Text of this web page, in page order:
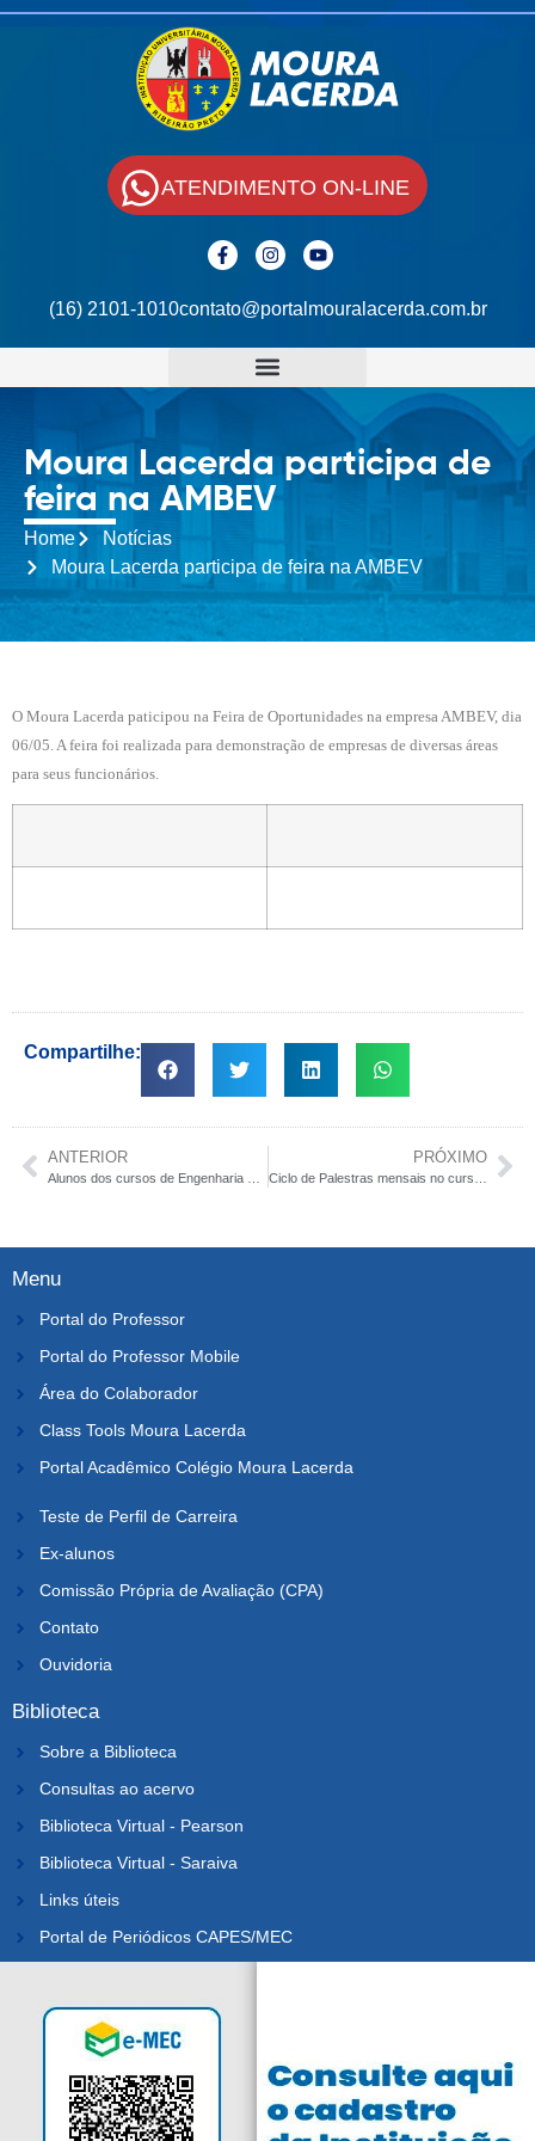
(16) 2101-1010contato@portalmouralacerda.com.br
ATENDIMENTO ON-LINE
Moura Lacerda participa de
feira na AMBEV
Home
Notícias
Moura Lacerda participa de feira na AMBEV
O Moura Lacerda paticipou na Feira de Oportunidades na empresa AMBEV, dia
06/05. A feira foi realizada para demonstração de empresas de diversas áreas
para seus funcionários.
Compartilhe:
ANTERIOR PRÓXIMO
Menu
Portal do Professor
Portal do Professor Mobile
Área do Colaborador
Class Tools Moura Lacerda
Portal Acadêmico Colégio Moura Lacerda
Teste de Perfil de Carreira
Ex-alunos
Comissão Própria de Avaliação (CPA)
Contato
Ouvidoria
Biblioteca
Sobre a Biblioteca
Consultas ao acervo
Biblioteca Virtual - Pearson
Biblioteca Virtual - Saraiva
Links úteis
Portal de Periódicos CAPES/MEC